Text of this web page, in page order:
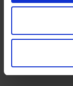
Podcast
Agenda